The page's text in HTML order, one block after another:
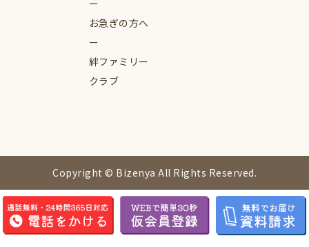
お急ぎの方へ
絆ファミリー
クラブ
Copyright © Bizenya All Rights Reserved.